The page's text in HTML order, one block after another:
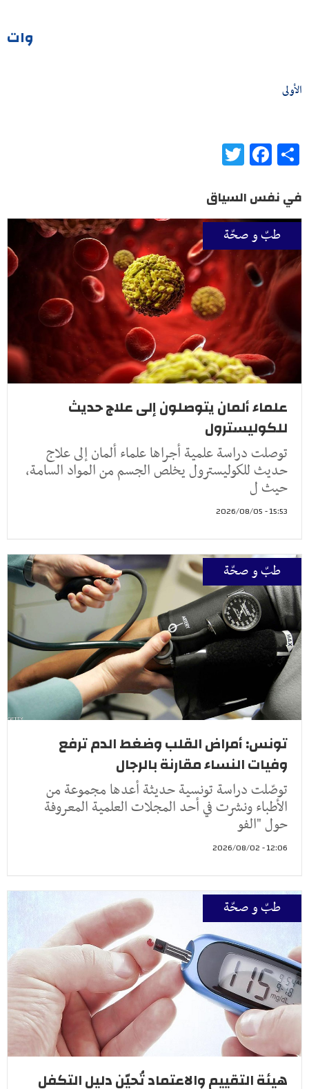
وات
الأولى
Share
Facebook
في نفس السياق
طبّ و صحّة
علماء ألمان يتوصلون إلى علاج حديث
للكوليسترول
توصلت دراسة علمية أجراها علماء ألمان إلى علاج
حديث للكوليسترول يخلص الجسم من المواد السامة،
حيث ل
15:53 - 2026/08/05
طبّ و صحّة
تونس: أمراض القلب وضغط الدم ترفع
وفيات النساء مقارنة بالرجال
توصّلت دراسة تونسية حديثة أعدها مجموعة من
الأطباء ونشرت في أحد المجلات العلمية المعروفة
حول "الفو
12:06 - 2026/08/02
طبّ و صحّة
هيئة التقييم والاعتماد تُحيّن دليل التكفل